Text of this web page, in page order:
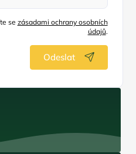
se zásadami ochrany osobních
údajů.
Odeslat